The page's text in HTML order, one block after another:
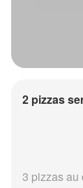
2 pizzas
3 pizzas au